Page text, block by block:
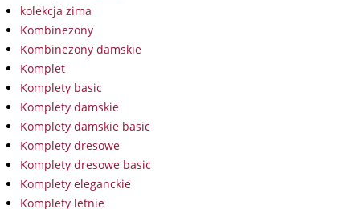
kolekcja zima
Kombinezony
Kombinezony damskie
Komplet
Komplety basic
Komplety damskie
Komplety damskie basic
Komplety dresowe
Komplety dresowe basic
Komplety eleganckie
Komplety letnie